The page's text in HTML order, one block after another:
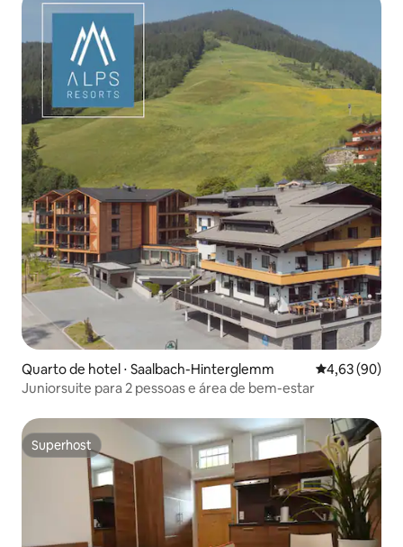
Quarto de hotel ⋅ Saalbach-Hinterglemm 4,63 de uma
4,63 (90)
Juniorsuite para 2 pessoas e área de bem-estar
Superhost
Superhost